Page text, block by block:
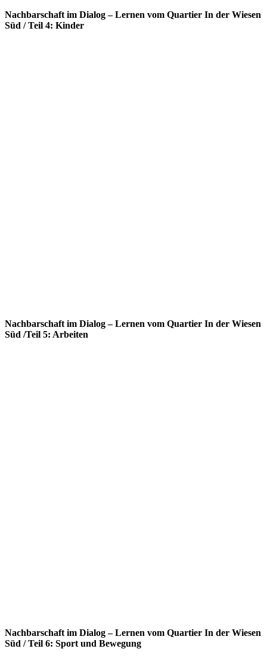
Nachbarschaft im Dialog – Lernen vom Quartier In der Wiesen
Süd / Teil 4: Kinder
Nachbarschaft im Dialog – Lernen vom Quartier In der Wiesen
Süd /Teil 5: Arbeiten
Nachbarschaft im Dialog – Lernen vom Quartier In der Wiesen
Süd / Teil 6: Sport und Bewegung